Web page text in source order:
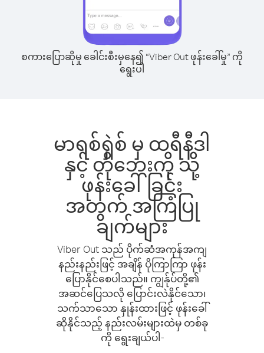
စကားပြောဆိုမှု ခေါင်းစီးမှနေ၍ “Viber Out ဖုန်းခေါ်မှု” ကို
ရွေးပါ
မာရစ်ရှဲစ် မှ ထရီနီဒါ
နှင့် တိုဘေးကို သို့
ဖုန်းခေါ်ခြင်း
အတွက် အကြံပြု
ချက်များ
Viber Out သည် ပိုက်ဆံအကုန်အကျ
နည်းနည်းဖြင့် အချိန် ပိုကြာကြာ ဖုန်း
ပြောနိုင်စေပါသည်။ ကျွန်ုပ်တို့၏
အဆင်ပြေသလို ပြောင်းလဲနိုင်သော၊
သက်သာသော နှုန်းထားဖြင့် ဖုန်းခေါ်
ဆိုနိုင်သည့် နည်းလမ်းများထဲမှ တစ်ခု
ကို ရွေးချယ်ပါ-